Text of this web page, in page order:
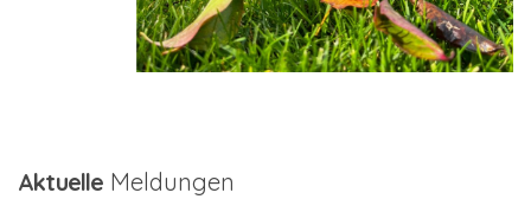
Aktuelle Meldungen